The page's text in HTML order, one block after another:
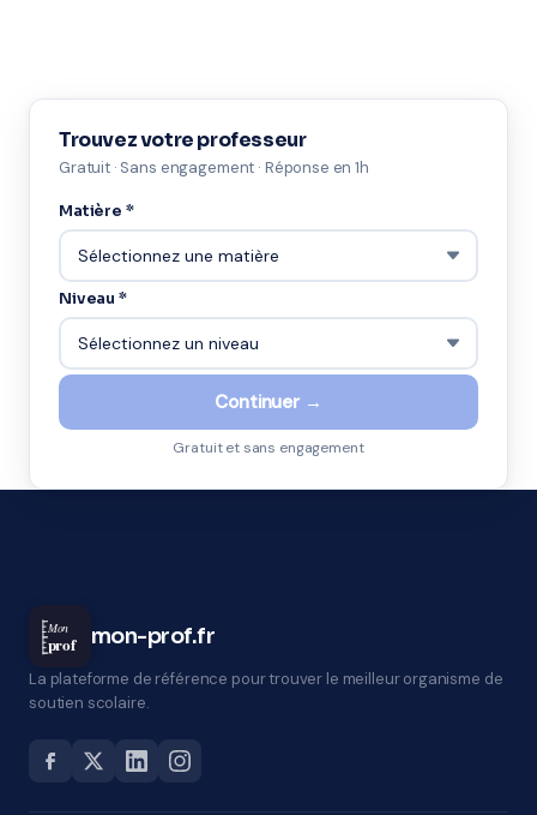
Trouvez votre professeur
Gratuit · Sans engagement · Réponse en 1h
Matière *
Niveau *
Continuer →
Gratuit et sans engagement
Mon
prof mon-prof.fr
La plateforme de référence pour trouver le meilleur organisme de
soutien scolaire.